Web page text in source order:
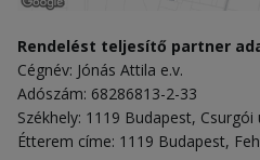
Rendelést teljesítő partner
Cégnév: Jónás Attila e.v.
Adószám: 68286813-2-33
Székhely: 1119 Budapest, Csurgói
Étterem címe: 1119 Budapest,